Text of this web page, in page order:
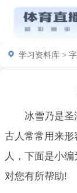
学习资料库 >
冰雪乃是圣
古人常常用来
人，下面是小
对您有所帮助!